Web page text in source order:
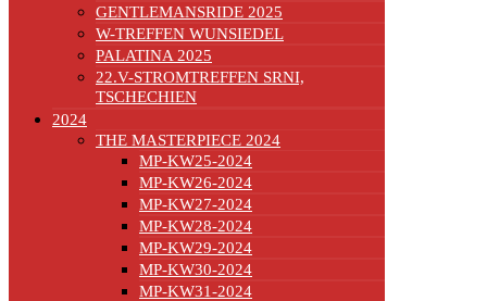
GENTLEMANSRIDE 2025
W-TREFFEN WUNSIEDEL
PALATINA 2025
22.V-STROMTREFFEN SRNI,
TSCHECHIEN
2024
THE MASTERPIECE 2024
MP-KW25-2024
MP-KW26-2024
MP-KW27-2024
MP-KW28-2024
MP-KW29-2024
MP-KW30-2024
MP-KW31-2024